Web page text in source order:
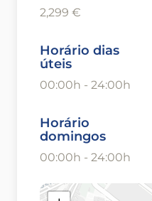
2,299 €
Horário dias
úteis
00:00h - 24:00h
Horário
domingos
00:00h - 24:00h